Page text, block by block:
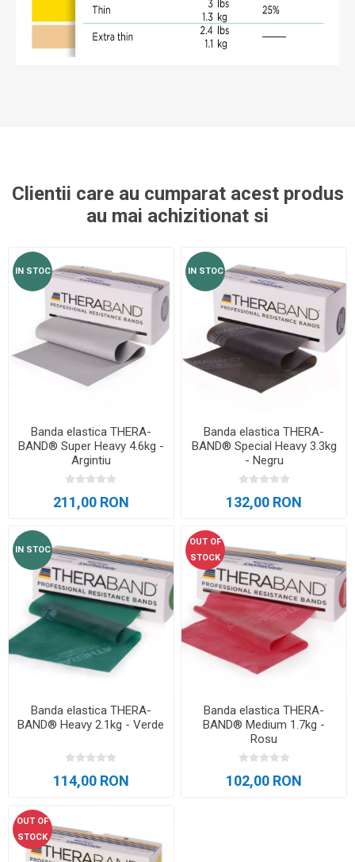
Clientii care au cumparat acest produs
au mai achizitionat si
IN STOC
Banda elastica THERA-
BAND® Super Heavy 4.6kg -
Argintiu
211,00 RON
IN STOC
Banda elastica THERA-
BAND® Special Heavy 3.3kg
- Negru
132,00 RON
IN STOC
Banda elastica THERA-
BAND® Heavy 2.1kg - Verde
114,00 RON
OUT OF
STOCK
Banda elastica THERA-
BAND® Medium 1.7kg -
Rosu
102,00 RON
OUT OF
STOCK